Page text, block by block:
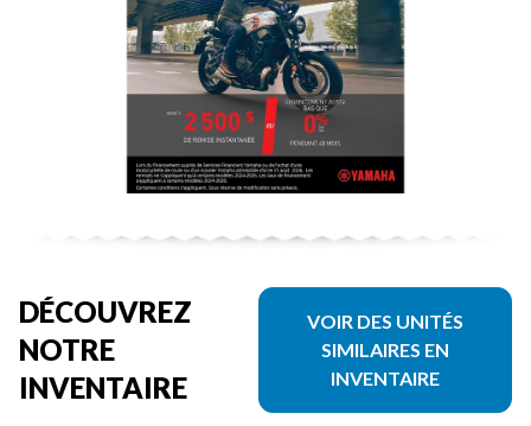
DÉCOUVREZ
NOTRE
INVENTAIRE
VOIR DES UNITÉS
SIMILAIRES EN
INVENTAIRE